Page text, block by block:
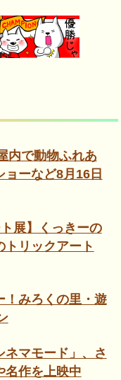
内で動物ふれあ
ーなど8月16日
展】くっきーの
トリックアート
！みろくの里・遊
ネマモード」、さ
名作を上映中